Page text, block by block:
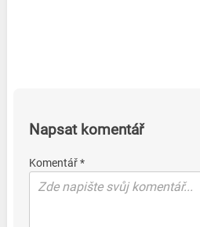
Napsat komentář
Komentář *